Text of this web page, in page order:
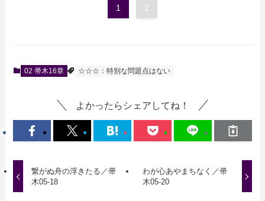
1 2
02 帚木16章 ☆☆☆：特別な問題点はない
よかったらシェアしてね！
繋がぬ舟の浮きたる／帚
木05-18
わが心あやまちなく／帚
木05-20